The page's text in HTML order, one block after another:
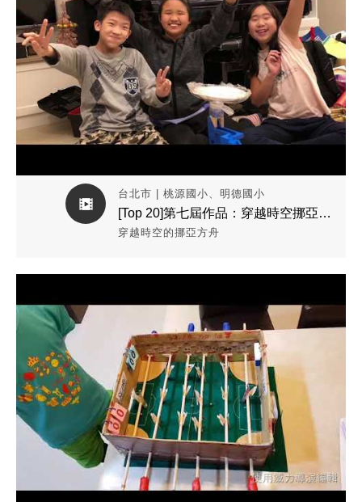
台北市 | 桃源國小、明德國小
[Top 20]第七屆作品：穿越時空挪亞方舟隊
穿越時空的挪亞方舟